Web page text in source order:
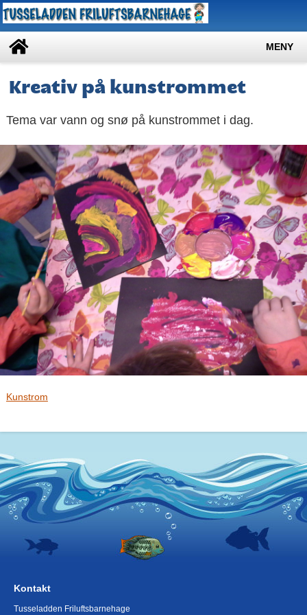
MENY
Kreativ på kunstrommet
Tema var vann og snø på kunstrommet i dag.
Kunstrom
Kontakt
Tusseladden Friluftsbarnehage